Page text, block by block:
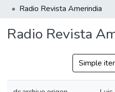
All of DSpace
Radio Revista Amerindia
Radio Revista
Simple